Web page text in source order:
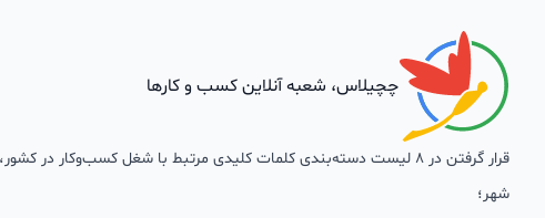
چچیلاس، شعبه آنلاین کسب و کارها
قرار گرفتن در 8 لیست دسته‌بندی کلمات کلیدی مرتبط با شغل کسب‌وکار در
شهر؛